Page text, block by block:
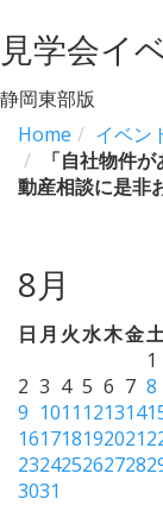
見学会イ
静岡東部版
Home
イベン
「自社物件
動産相談に是非
8月
日 月 火水木金
1
2 3 4 5 6 7 8
9 1011 121314
161718192021
232425262728
3031